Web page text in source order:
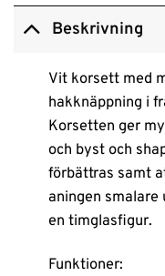
Beskrivning
Vit korsett med
hakknäppning i
Korsetten ger
och byst och
förbättras samt
aningen
en timglasfigur.
Funktioner: